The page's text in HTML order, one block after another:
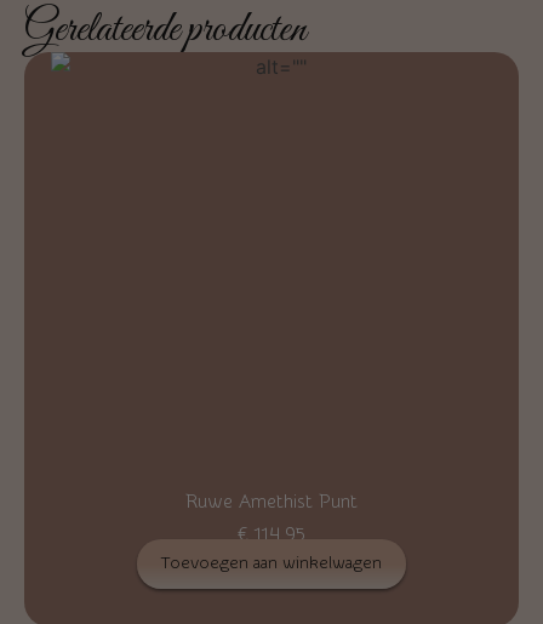
Gerelateerde producten
Ruwe Amethist Punt
€114,95
Toevoegen aan winkelwagen